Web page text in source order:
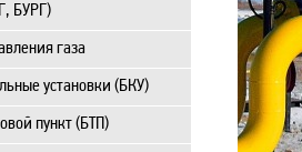
БУРГ)
газа
установки (БКУ)
пункт (БТП)